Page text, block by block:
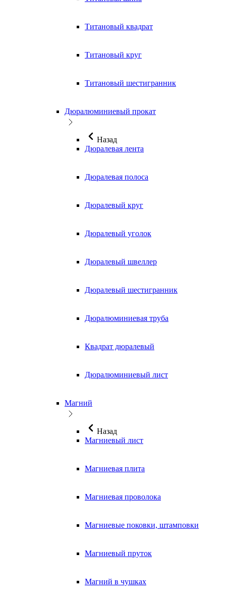
Титановый квадрат
Титановый круг
Титановый шестигранник
Дюралюминиевый прокат
Назад
Дюралевая лента
Дюралевая полоса
Дюралевый круг
Дюралевый уголок
Дюралевый швеллер
Дюралевый шестигранник
Дюралюминиевая труба
Квадрат дюралевый
Дюралюминиевый лист
Магний
Назад
Магниевый лист
Магниевая плита
Магниевая проволока
Магниевые поковки, штамповки
Магниевый пруток
Магний в чушках